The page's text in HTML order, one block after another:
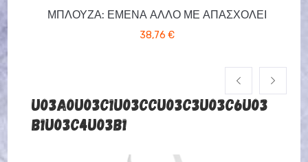
ΜΠΛΟΎΖΑ: ΕΜΈΝΑ ΆΛΛΟ ΜΕ ΑΠΑΣΧΟΛΕΊ
38,76€
U03A0U03C1U03CCU03C3U03C6U03
B1U03C4U03B1